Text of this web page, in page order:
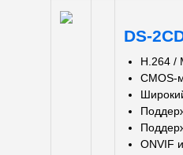
DS-
H.264 /
CMOS-
ONVIF